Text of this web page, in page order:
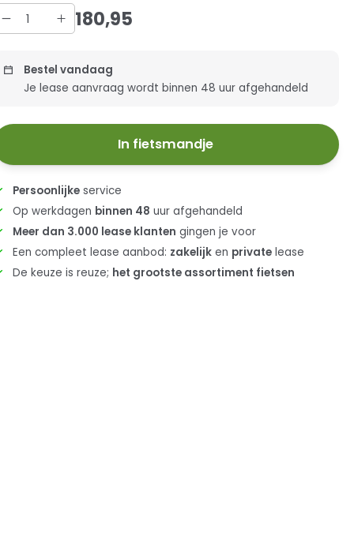
180,95
Bestel vandaag
Je lease aanvraag wordt binnen 48 uur afgehandeld
In fietsmandje
Persoonlijkeservice
Op werkdagen binnen 48 uur afgehandeld
Meer dan 3.000 lease klanten gingen je voor
Een compleet lease aanbod: zakelijken privatelease
De keuze is reuze; het grootste assortiment fietsen